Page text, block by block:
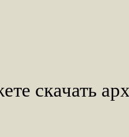
скачать